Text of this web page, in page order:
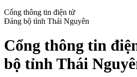
Cổng thông tin điện tử
Đảng bộ tỉnh Thái Nguyên
Cổng thông tin
bộ tỉnh Thái